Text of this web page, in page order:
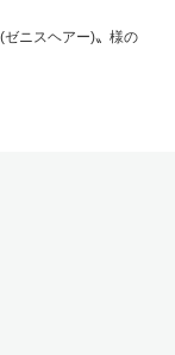
ニスヘアー)〟様の